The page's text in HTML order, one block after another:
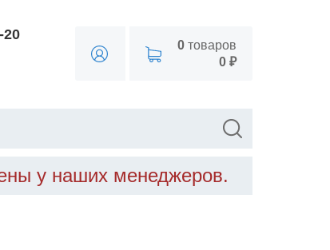
20
0товаров
0 ₽
у наших менеджеров.